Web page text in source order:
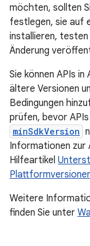
möchten, sollten
festlegen, sie auf
installieren, testen
Änderung
Sie können APIs
ältere Versionen
Bedingungen
prüfen, bevor
minSdkVersion
Informationen zur
Hilfeartikel
Weitere
finden Sie unter